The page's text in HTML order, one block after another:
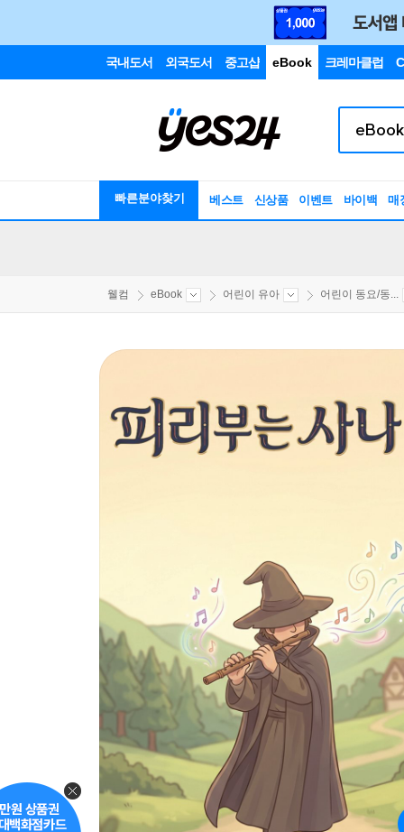
국내도서 외국도서 중고샵 eBook 크레마클럽
빠른분야찾기 베스트 신상품 이벤트 바이백 매
웰컴 eBook 어린이 유아 어린이 동요/동...